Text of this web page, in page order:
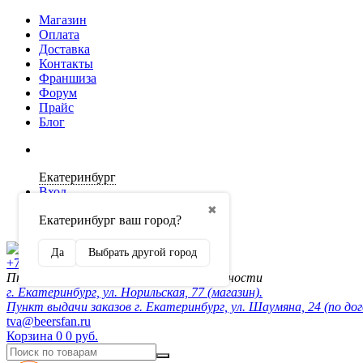
Магазин
Оплата
Доставка
Контакты
Франшиза
Форум
Прайс
Блог
Екатеринбург
✖
Екатеринбург ваш город?
Да Выбрать другой город
Вход
Регистрация
+7 (902) 872-54-70
Пн-Пт 10:00-20:00, сб-вск по договорённости
г. Екатеринбург, ул. Норильская, 77 (магазин).
Пункт выдачи заказов г. Екатеринбург, ул. Шаумяна, 24 (по
tva@beersfan.ru
Корзина 0 0 руб.